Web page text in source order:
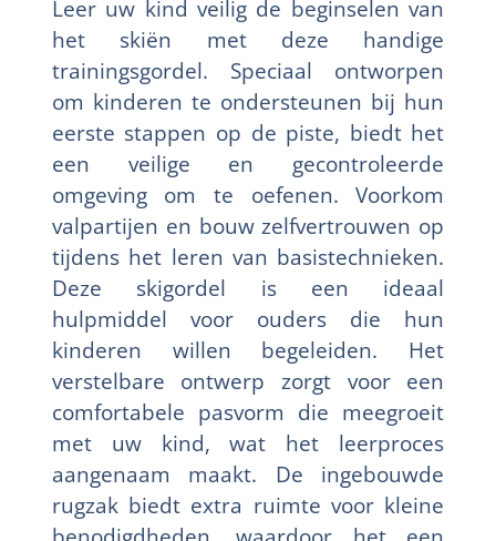
Leer uw kind veilig de beginselen van
het skiën met deze handige
trainingsgordel. Speciaal ontworpen
om kinderen te ondersteunen bij hun
eerste stappen op de piste, biedt het
een veilige en gecontroleerde
omgeving om te oefenen. Voorkom
valpartijen en bouw zelfvertrouwen op
tijdens het leren van basistechnieken.
Deze skigordel is een ideaal
hulpmiddel voor ouders die hun
kinderen willen begeleiden. Het
verstelbare ontwerp zorgt voor een
comfortabele pasvorm die meegroeit
met uw kind, wat het leerproces
aangenaam maakt. De ingebouwde
rugzak biedt extra ruimte voor kleine